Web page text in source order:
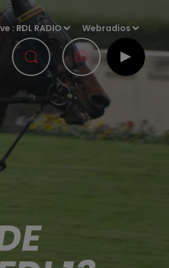
: RDL RADIO Webradios